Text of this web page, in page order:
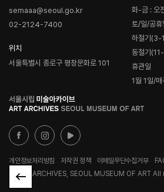
semaaa@seoul.go.kr
02-2124-7400
위치
서울특별시 종로구 평창문화로 101
화-금 : 오
토/일/공휴
하절기(3-
동절기
휴관일
1월 1일/매
로
고
개인정보처리방침 저작권 정책 이메일무단수집거부
© ART ARCHIVES, SEOUL MUSEUM OF ART